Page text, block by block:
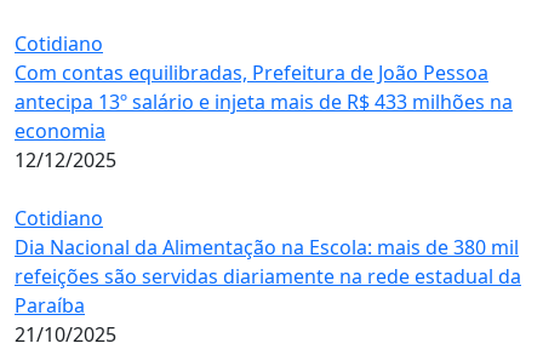
Cotidiano
Com contas equilibradas, Prefeitura de João Pessoa
antecipa 13º salário e injeta mais de R$ 433 milhões na
economia
12/12/2025
Cotidiano
Dia Nacional da Alimentação na Escola: mais de 380 mil
refeições são servidas diariamente na rede estadual da
Paraíba
21/10/2025